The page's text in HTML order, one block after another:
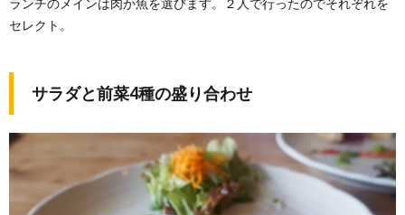
ランチのメインは肉か魚を選びます。２人で行ったのでそれぞれを
セレクト。
サラダと前菜4種の盛り合わせ